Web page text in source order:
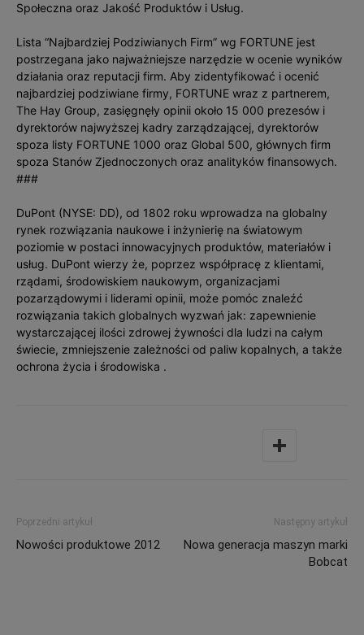
Społeczna oraz Jakość Produktów i Usług.
Lista “Najbardziej Podziwianych Firm” wg FORTUNE jest
postrzegana jako najważniejsze narzędzie w ocenie wyników
działania oraz reputacji firm. Aby zidentyfikować i ocenić
najbardziej podziwiane firmy, FORTUNE wraz z partnerem,
The Hay Group, zasięgnęły opinii około 15 000 prezesów i
dyrektorów najwyższej kadry zarządzającej, dyrektorów
spoza listy FORTUNE 1000 oraz Global 500, głównych firm
spoza Stanów Zjednoczonych oraz analityków finansowych.
###
DuPont (NYSE: DD), od 1802 roku wprowadza na globalny
rynek rozwiązania naukowe i inżynierię na światowym
poziomie w postaci innowacyjnych produktów, materiałów i
usług. DuPont wierzy że, poprzez współpracę z klientami,
rządami, środowiskiem naukowym, organizacjami
pozarządowymi i liderami opinii, może pomóc znaleźć
rozwiązania takich globalnych wyzwań jak: zapewnienie
wystarczającej ilości zdrowej żywności dla ludzi na całym
świecie, zmniejszenie zależności od paliw kopalnych, a także
ochrona życia i środowiska .
Poprzedni artykuł
Nowości produktowe 2012
Następny artykuł
Nowa generacja maszyn marki
Bobcat